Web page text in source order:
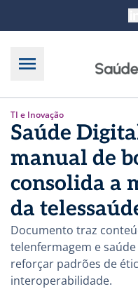
TI e Inovação
Saúde
manual de
consolida a
da
Documento traz
telenfermagem e
reforçar padrões de
interoperabilidade.